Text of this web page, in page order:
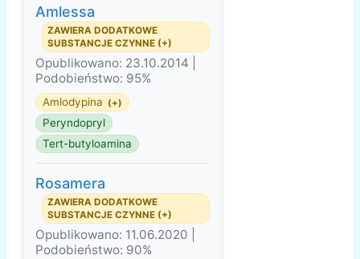
Amlessa
ZAWIERA DODATKOWE
SUBSTANCJE CZYNNE (+)
Opublikowano: 23.10.2014 |
Podobieństwo: 95%
Amlodypina (+)
Peryndopryl
Tert-butyloamina
Rosamera
ZAWIERA DODATKOWE
SUBSTANCJE CZYNNE (+)
Opublikowano: 11.06.2020 |
Podobieństwo: 90%